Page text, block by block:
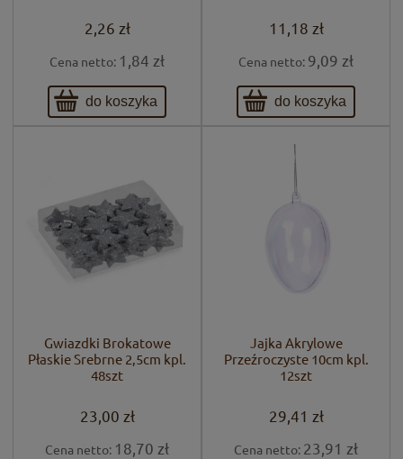
2,26 zł
Cena netto: 1,84 zł
do koszyka
11,18 zł
Cena netto: 9,09 zł
do koszyka
Gwiazdki Brokatowe
Płaskie Srebrne 2,5cm kpl.
48szt
23,00 zł
Cena netto: 18,70 zł
Jajka Akrylowe
Przeźroczyste 10cm kpl.
12szt
29,41 zł
Cena netto: 23,91 zł